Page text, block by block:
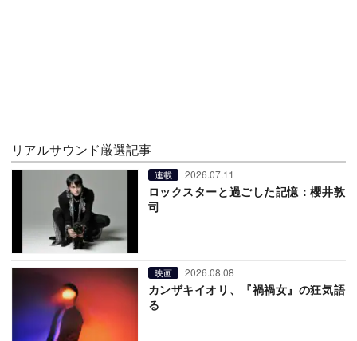
リアルサウンド厳選記事
連載 2026.07.11
ロックスターと過ごした記憶：櫻井敦
司
映画 2026.08.08
カンザキイオリ、『禍禍女』の狂気語
る